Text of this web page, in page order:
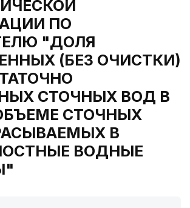
ПО
"ДОЛЯ
(БЕЗ ОЧИСТКИ)
СТОЧНЫХ ВОД В
СТОЧНЫХ
В
ВОДНЫЕ